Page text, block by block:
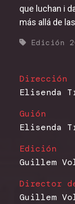
que luchan i
más allá de
Edición
Dirección
Elisenda
Guión
Elisenda
Edición
Guillem
Director
Guillem